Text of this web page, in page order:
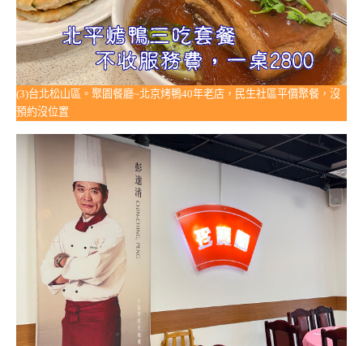
(3)台北松山區。聚園餐廳~北京烤鴨40年老店，民生社區平價聚餐，沒
預約沒位置